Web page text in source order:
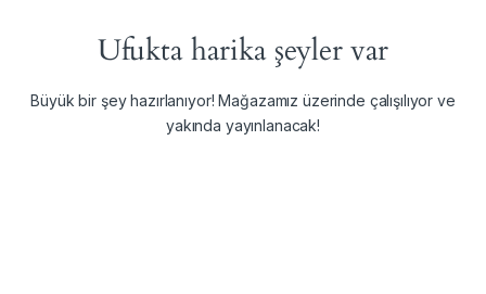
Ufukta harika şeyler var
Büyük bir şey hazırlanıyor! Mağazamız üzerinde çalışılıyor ve
yakında yayınlanacak!